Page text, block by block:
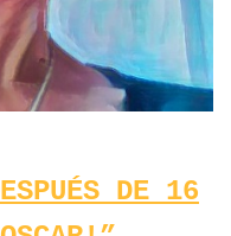
DE 16